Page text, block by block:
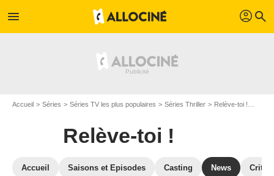
menu profil search
Accueil Séries Séries TV les plus populaires Séries Thriller Relève-toi !
Relève-toi !
Accueil Saisons et Episodes Casting News